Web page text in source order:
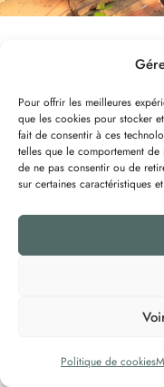
Pour offrir les meilleures
que les cookies pour stocker
fait de consentir à ces
telles que le comportement
de ne pas consentir ou de
sur certaines caractéristiques
Politique de cookies
@2025La Villa du Couchant
Politique des